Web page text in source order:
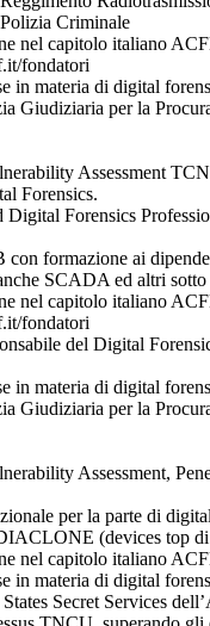
Criminale
nel capitolo italiano
fondatori
in materia di digital
Giudiziaria per la
Assessment
Forensics.
Forensics
formazione ai
SCADA ed altri
nel capitolo italiano
fondatori
del Digital
in materia di digital
Giudiziaria per la
Assessment,
per la parte di
(devices top
nel capitolo italiano
in materia di digital
Secret Services